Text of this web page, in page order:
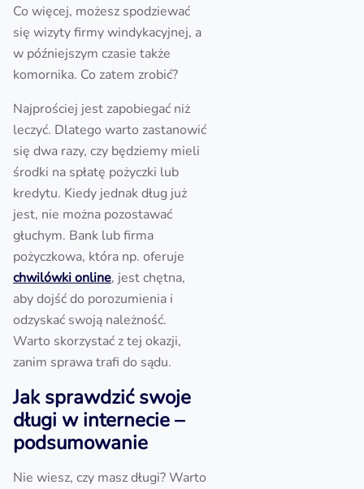
Co więcej, możesz spodziewać
się wizyty firmy windykacyjnej, a
w późniejszym czasie także
komornika. Co zatem zrobić?
Najprościej jest zapobiegać niż
leczyć. Dlatego warto zastanowić
się dwa razy, czy będziemy mieli
środki na spłatę pożyczki lub
kredytu. Kiedy jednak dług już
jest, nie można pozostawać
głuchym. Bank lub firma
pożyczkowa, która np. oferuje
chwilówki online, jest chętna,
aby dojść do porozumienia i
odzyskać swoją należność.
Warto skorzystać z tej okazji,
zanim sprawa trafi do sądu.
Jak sprawdzić swoje
długi w internecie –
podsumowanie
Nie wiesz, czy masz długi? Warto